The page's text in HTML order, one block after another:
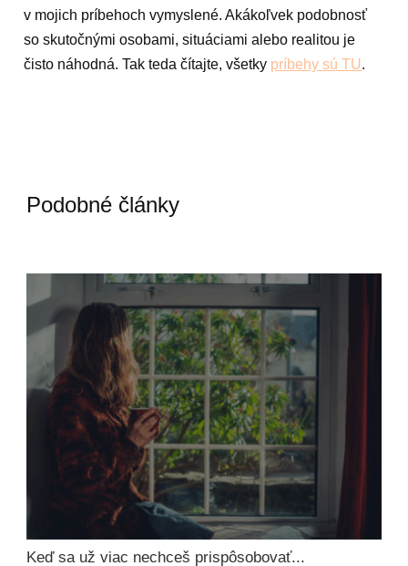
v mojich príbehoch vymyslené. Akákoľvek podobnosť
so skutočnými osobami, situáciami alebo realitou je
čisto náhodná. Tak teda čítajte, všetky príbehy sú TU.
Podobné články
Keď sa už viac nechceš prispôsobovať...